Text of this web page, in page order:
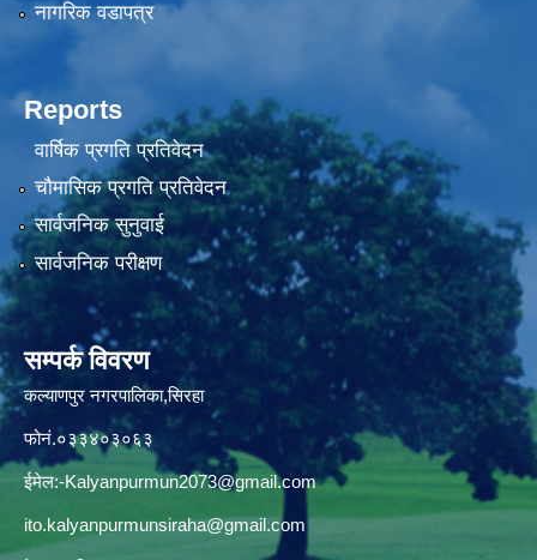
नागरिक वडापत्र
Reports
वार्षिक प्रगति प्रतिवेदन
चौमासिक प्रगति प्रतिवेदन
सार्वजनिक सुनुवाई
सार्वजनिक परीक्षण
सम्पर्क विवरण
कल्याणपुर नगरपालिका,सिरहा
फोनं.०३३४०३०६३
ईमेल:-Kalyanpurmun2073@gmail.com
ito.kalyanpurmunsiraha@gmail.com